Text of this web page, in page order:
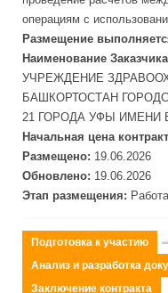
операциям с
Размещение
Наименование
УЧРЕЖДЕНИЕ
БАШКОРТОСТАН
21 ГОРОДА УФЫ ИМЕНИ
Начальная цена
Размещено: 19.06.2026
Обновлено: 19.06.2026
Этап размещения:
Подготовка к участию
Анализ и разработка
Заключение контракта